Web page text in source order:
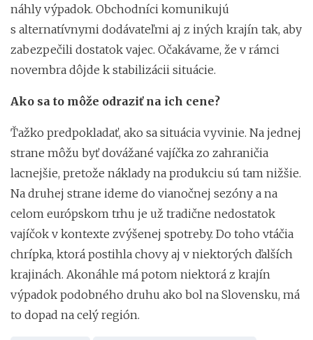
náhly výpadok. Obchodníci komunikujú
s alternatívnymi dodávateľmi aj z iných krajín tak, aby
zabezpečili dostatok vajec. Očakávame, že v rámci
novembra dôjde k stabilizácii situácie.
Ako sa to môže odraziť na ich cene?
Ťažko predpokladať, ako sa situácia vyvinie. Na jednej
strane môžu byť dovážané vajíčka zo zahraničia
lacnejšie, pretože náklady na produkciu sú tam nižšie.
Na druhej strane ideme do vianočnej sezóny a na
celom európskom trhu je už tradične nedostatok
vajíčok v kontexte zvýšenej spotreby. Do toho vtáčia
chrípka, ktorá postihla chovy aj v niektorých ďalších
krajinách. Akonáhle má potom niektorá z krajín
výpadok podobného druhu ako bol na Slovensku, má
to dopad na celý región.